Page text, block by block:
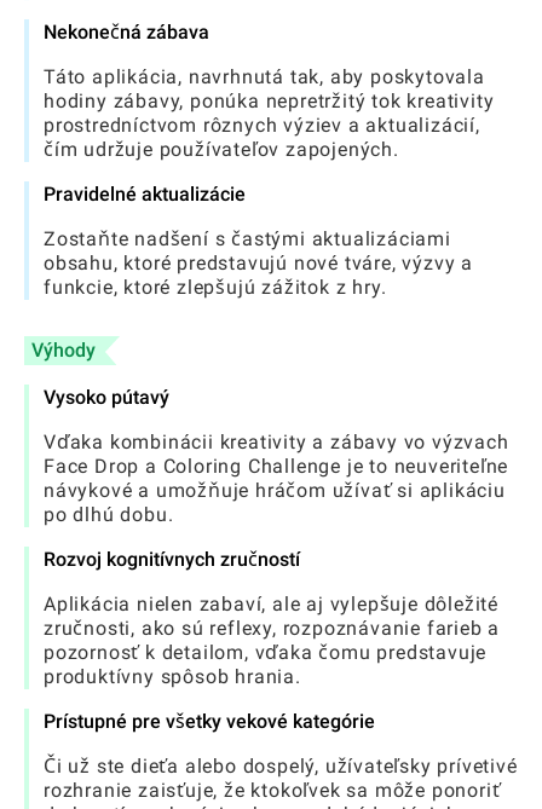
Nekonečná zábava
Táto aplikácia, navrhnutá tak, aby poskytovala
hodiny zábavy, ponúka nepretržitý tok kreativity
prostredníctvom rôznych výziev a aktualizácií,
čím udržuje používateľov zapojených.
Pravidelné aktualizácie
Zostaňte nadšení s častými aktualizáciami
obsahu, ktoré predstavujú nové tváre, výzvy a
funkcie, ktoré zlepšujú zážitok z hry.
Výhody
Vysoko pútavý
Vďaka kombinácii kreativity a zábavy vo výzvach
Face Drop a Coloring Challenge je to neuveriteľne
návykové a umožňuje hráčom užívať si aplikáciu
po dlhú dobu.
Rozvoj kognitívnych zručností
Aplikácia nielen zabaví, ale aj vylepšuje dôležité
zručnosti, ako sú reflexy, rozpoznávanie farieb a
pozornosť k detailom, vďaka čomu predstavuje
produktívny spôsob hrania.
Prístupné pre všetky vekové kategórie
Či už ste dieťa alebo dospelý, užívateľsky prívetivé
rozhranie zaisťuje, že ktokoľvek sa môže ponoriť